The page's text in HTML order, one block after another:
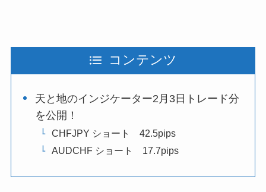
コンテンツ
天と地のインジケーター2月3日トレード分
を公開！
CHFJPY ショート 42.5pips
AUDCHF ショート 17.7pips